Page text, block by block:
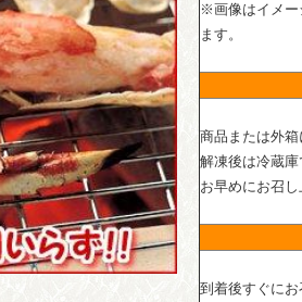
※画像はイメー
ます。
商品または外箱
解凍後は冷蔵
お早めにお召し
到着後すぐに